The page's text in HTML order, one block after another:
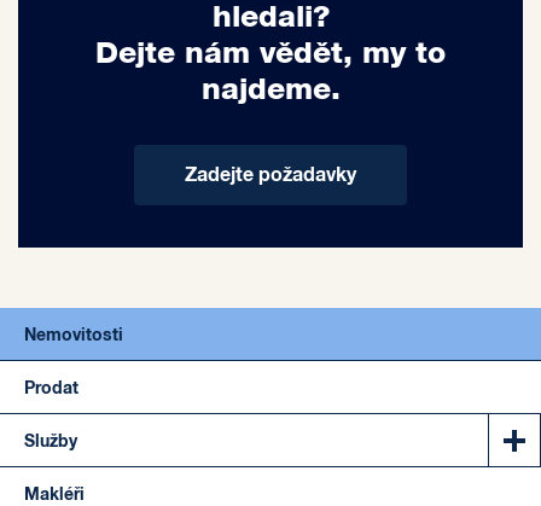
hledali?
Dejte nám vědět, my to
najdeme.
Zadejte požadavky
Nemovitosti
Prodat
Služby
Makléři